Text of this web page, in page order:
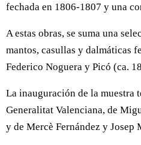
fechada en 1806-1807 y una
A estas obras, se suma una
mantos, casullas y dalmáticas
Federico Noguera y Picó (ca.
La inauguración de la muestra
Generalitat Valenciana, de
y de Mercè Fernández y Josep